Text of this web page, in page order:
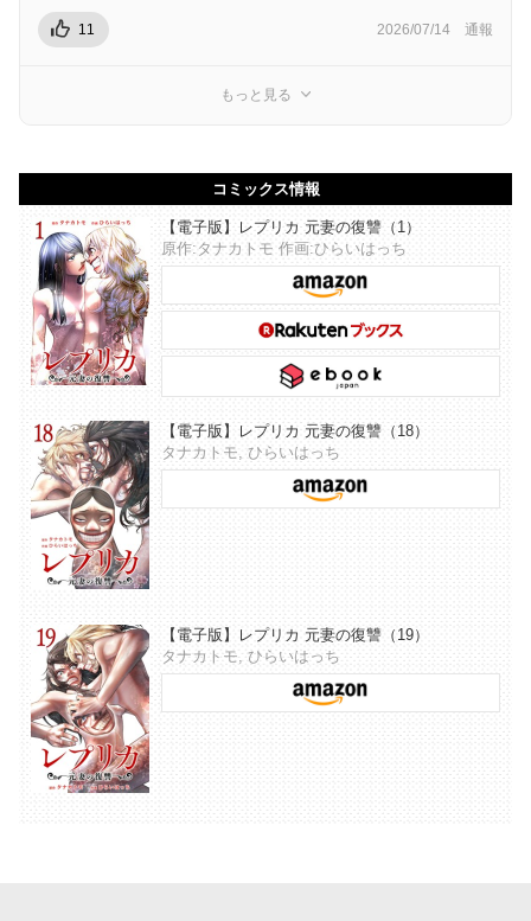
11 2026/07/14 通報
もっと見る
コミックス情報
【電子版】レプリカ 元妻の復讐（1）
原作:タナカトモ 作画:ひらいはっち
【電子版】レプリカ 元妻の復讐（18）
タナカトモ, ひらいはっち
【電子版】レプリカ 元妻の復讐（19）
タナカトモ, ひらいはっち